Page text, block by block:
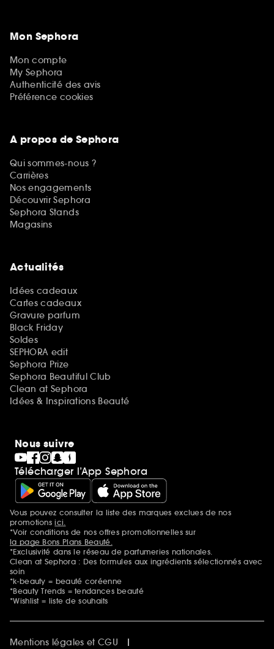
Mon Sephora
Mon compte
My Sephora
Authenticité des avis
Préférence cookies
A propos de Sephora
Qui sommes-nous ?
Carrières
Nos engagements
Découvrir Sephora
Sephora Stands
Magasins
Actualités
Idées cadeaux
Cartes cadeaux
Gravure parfum
Black Friday
Soldes
SEPHORA edit
Sephora Prize
Sephora Beautiful Club
Clean at Sephora
Idées & Inspirations Beauté
Nous suivre
Télécharger l’App Sephora
Mentions additionnelles
Vous pouvez consulter la liste des marques exclues de nos
promotionsici.
*Voir conditions de nos offres promotionnelles sur
la page Bons Plans Beauté.
*Exclusivité dans le réseau de parfumeries nationales.
Clean at Sephora : Des formules aux ingrédients sélectionnés avec
soin
*k-beauty = beauté coréenne
*Beauty Trends = tendances beauté
*Wishlist = liste de souhaits
Mentions légales et CGU